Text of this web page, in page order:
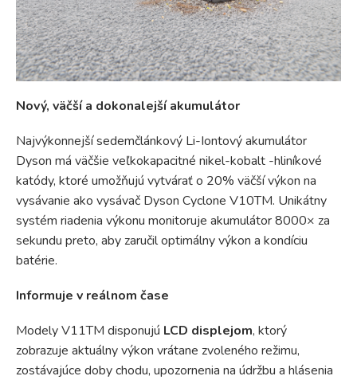
Nový, väčší a dokonalejší akumulátor
Najvýkonnejší sedemčlánkový Li-Iontový akumulátor
Dyson má väčšie veľkokapacitné nikel-kobalt -hliníkové
katódy, ktoré umožňujú vytvárať o 20% väčší výkon na
vysávanie ako vysávač Dyson Cyclone V10TM. Unikátny
systém riadenia výkonu monitoruje akumulátor 8000× za
sekundu preto, aby zaručil optimálny výkon a kondíciu
batérie.
Informuje v reálnom čase
Modely V11TM disponujú LCD displejom, ktorý
zobrazuje aktuálny výkon vrátane zvoleného režimu,
zostávajúce doby chodu, upozornenia na údržbu a hlásenia